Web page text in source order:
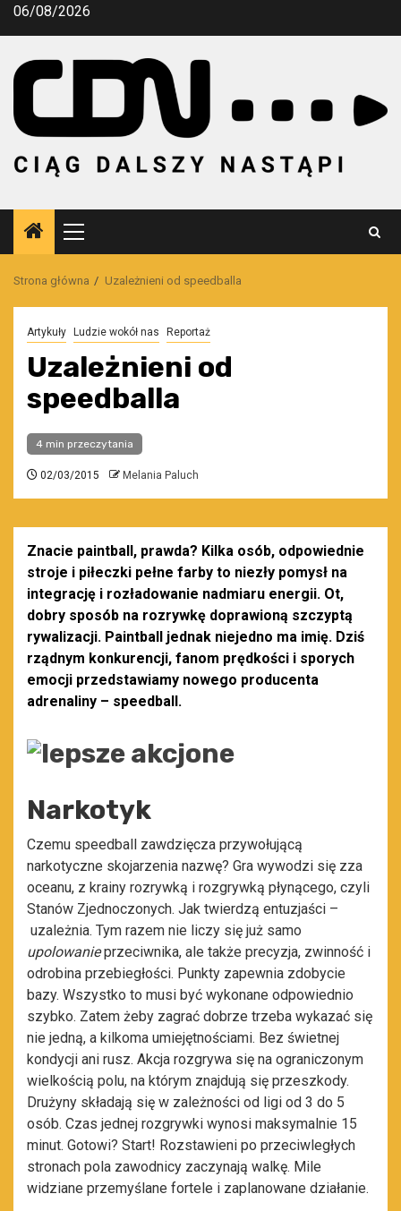
Przejdź
06/08/2026
Menu
główne
Strona główna Uzależnieni od speedballa
Artykuły Ludzie wokół nas Reportaż
Uzależnieni od
speedballa
4 min przeczytania
02/03/2015 Melania Paluch
Znacie paintball, prawda? Kilka osób, odpowiednie
stroje i piłeczki pełne farby to niezły pomysł na
integrację i rozładowanie nadmiaru energii. Ot,
dobry sposób na rozrywkę doprawioną szczyptą
rywalizacji. Paintball jednak niejedno ma imię. Dziś
rządnym konkurencji, fanom prędkości i sporych
emocji przedstawiamy nowego producenta
adrenaliny – speedball.
Narkotyk
Czemu speedball zawdzięcza przywołującą
narkotyczne skojarzenia nazwę? Gra wywodzi się zza
oceanu, z krainy rozrywką i rozgrywką płynącego, czyli
Stanów Zjednoczonych. Jak twierdzą entuzjaści –
uzależnia. Tym razem nie liczy się już samo
upolowanieprzeciwnika, ale także precyzja, zwinność i
odrobina przebiegłości. Punkty zapewnia zdobycie
bazy. Wszystko to musi być wykonane odpowiednio
szybko. Zatem żeby zagrać dobrze trzeba wykazać się
nie jedną, a kilkoma umiejętnościami. Bez świetnej
kondycji ani rusz. Akcja rozgrywa się na ograniczonym
wielkością polu, na którym znajdują się przeszkody.
Drużyny składają się w zależności od ligi od 3 do 5
osób. Czas jednej rozgrywki wynosi maksymalnie 15
minut. Gotowi? Start! Rozstawieni po przeciwległych
stronach pola zawodnicy zaczynają walkę. Mile
widziane przemyślane fortele i zaplanowane działanie.